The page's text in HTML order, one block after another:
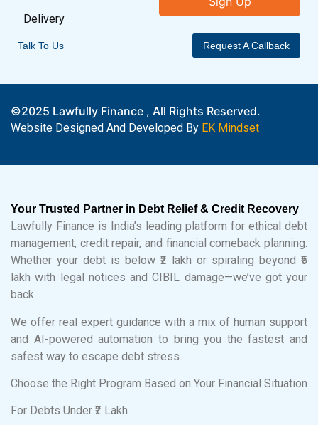
Delivery
Talk To Us Request A Callback
©2025 Lawfully Finance , All Rights Reserved.
Website Designed And Developed By EK Mindset
Your Trusted Partner in Debt Relief & Credit Recovery
Lawfully Finance is India’s leading platform for ethical debt
management, credit repair, and financial comeback planning.
Whether your debt is below ₹2 lakh or spiraling beyond ₹5
lakh with legal notices and CIBIL damage—we’ve got your
back.
We offer real expert guidance with a mix of human support
and AI-powered automation to bring you the fastest and
safest way to escape debt stress.
Choose the Right Program Based on Your Financial Situation
For Debts Under ₹2 Lakh